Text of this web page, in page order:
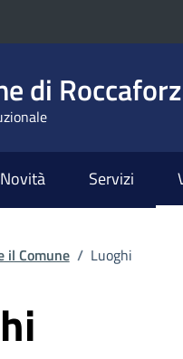
di
Novità Servizi
il Comune / Luoghi